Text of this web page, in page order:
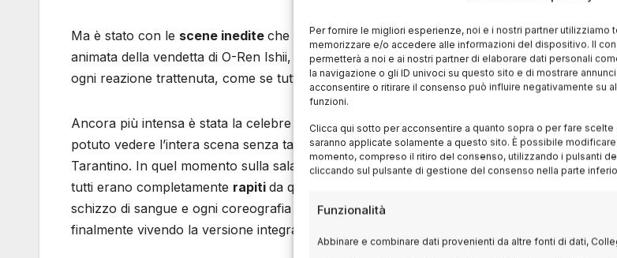
Per fornire le migliori esperienze, noi e i nostri partner
memorizzare e/o accedere alle informazioni del dispositivo. Il
permetterà a noi e ai nostri partner di elaborare dati personali
la navigazione o gli ID univoci su questo sito e di mostrare
acconsentire o ritirare il consenso può influire negativamente su
funzioni.
Clicca qui sotto per acconsentire a quanto sopra o per fare
saranno applicate solamente a questo sito. È possibile
momento, compreso il ritiro del consenso, utilizzando i pulsanti
cliccando sul pulsante di gestione del consenso nella parte
Funzionalità
Abbinare e combinare dati provenienti da altre fonti di dati,
Ma è stato con le scene inedite che l’atmosfera è cambiata completamente. Davanti alla
animata della vendetta di O-Ren Ishii, la sala sembrava quasi ipnotizzata: si avvertivano
ogni reazione trattenuta, come se tutti stessimo assistendo a qualcosa di raro e prezioso.
Ancora più intensa è stata la celebre sequenza degli Crazy 88nel ristorante. Per la prima
potuto vedere l’intera scena senza tagli
,a colori e con tutta la brutalitàoriginale
Tarantino. In quel momento sulla sala è calato un silenziotombale: nessuno parlava,
tutti erano completamente rapiti da quella sequenza adrenalinica e spettacolare. Ogni
schizzo di sangue e ogni coreografia sembravano amplificare l’emozione
collettiva del
finalmente vivendo la versione integrale di una scena diventata